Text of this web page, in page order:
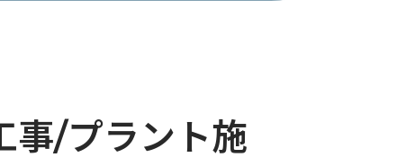
事/プラント施